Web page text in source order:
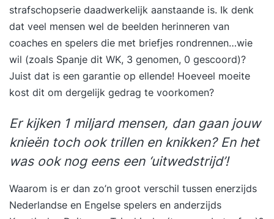
strafschopserie daadwerkelijk aanstaande is. Ik denk
dat veel mensen wel de beelden herinneren van
coaches en spelers die met briefjes rondrennen…wie
wil (zoals Spanje dit WK, 3 genomen, 0 gescoord)?
Juist dat is een garantie op ellende! Hoeveel moeite
kost dit om dergelijk gedrag te voorkomen?
Er kijken 1 miljard mensen, dan gaan jouw
knieën toch ook trillen en knikken? En het
was ook nog eens een ‘uitwedstrijd’!
Waarom is er dan zo’n groot verschil tussen enerzijds
Nederlandse en Engelse spelers en anderzijds